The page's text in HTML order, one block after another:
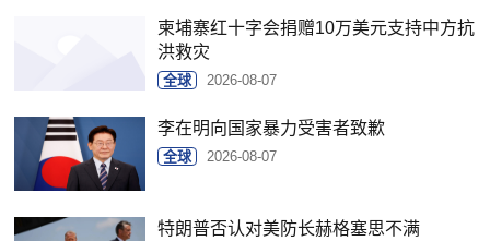
柬埔寨红十字会捐赠10万美元支持中方抗
洪救灾
全球 2026-08-07
李在明向国家暴力受害者致歉
全球 2026-08-07
特朗普否认对美防长赫格塞思不满